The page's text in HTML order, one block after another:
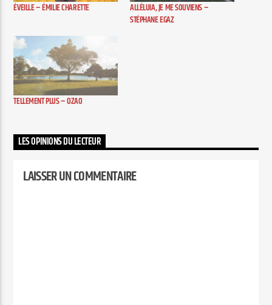
ÉVEILLE – ÉMILIE CHARETTE
ALLÉLUIA, JE ME SOUVIENS –
STÉPHANE EGAZ
TELLEMENT PLUS – OZAO
LES OPINIONS DU LECTEUR
LAISSER UN COMMENTAIRE